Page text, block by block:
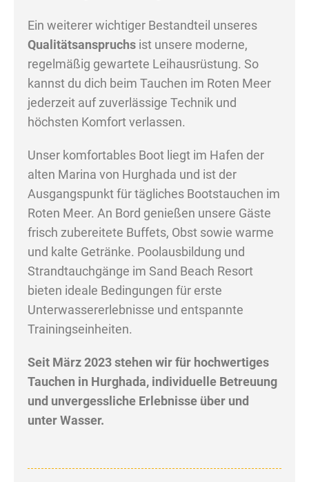
Ein weiterer wichtiger Bestandteil unseres
Qualitätsanspruchs ist unsere moderne,
regelmäßig gewartete Leihausrüstung. So
kannst du dich beim Tauchen im Roten Meer
jederzeit auf zuverlässige Technik und
höchsten Komfort verlassen.
Unser komfortables Boot liegt im Hafen der
alten Marina von Hurghada und ist der
Ausgangspunkt für tägliches Bootstauchen im
Roten Meer. An Bord genießen unsere Gäste
frisch zubereitete Buffets, Obst sowie warme
und kalte Getränke. Poolausbildung und
Strandtauchgänge im Sand Beach Resort
bieten ideale Bedingungen für erste
Unterwassererlebnisse und entspannte
Trainingseinheiten.
Seit März 2023 stehen wir für hochwertiges
Tauchen in Hurghada, individuelle Betreuung
und unvergessliche Erlebnisse über und
unter Wasser.